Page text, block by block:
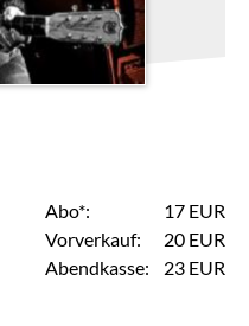
Abo*:
17 EUR
Vorverkauf:
20 EUR
Abendkasse:
23 EUR